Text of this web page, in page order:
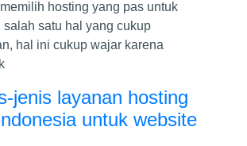
hosting yang pas untuk
satu hal yang cukup
hal ini cukup wajar karena
jenis layanan hosting
untuk website